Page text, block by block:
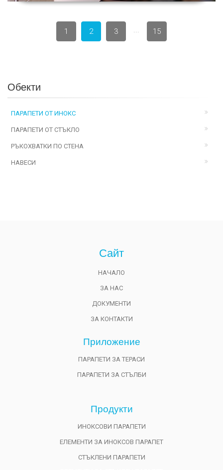
1 2 3 ... 15
Обекти
ПАРАПЕТИ ОТ ИНОКС
ПАРАПЕТИ ОТ СТЪКЛО
РЪКОХВАТКИ ПО СТЕНА
НАВЕСИ
Сайт
НАЧАЛО
ЗА НАС
ДОКУМЕНТИ
ЗА КОНТАКТИ
Приложениe
ПАРАПЕТИ ЗА ТЕРАСИ
ПАРАПЕТИ ЗА СТЪЛБИ
Продукти
ИНОКСОВИ ПАРАПЕТИ
ЕЛЕМЕНТИ ЗА ИНОКСОВ ПАРАПЕТ
СТЪКЛЕНИ ПАРАПЕТИ